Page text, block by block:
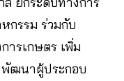
กรรม ร่วมกับ
ารเกษตร เพิ่ม
ฒนาผู้ประกอบ